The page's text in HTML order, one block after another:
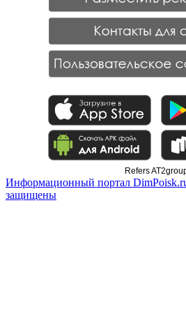
Refers
Информационный портал
защищены